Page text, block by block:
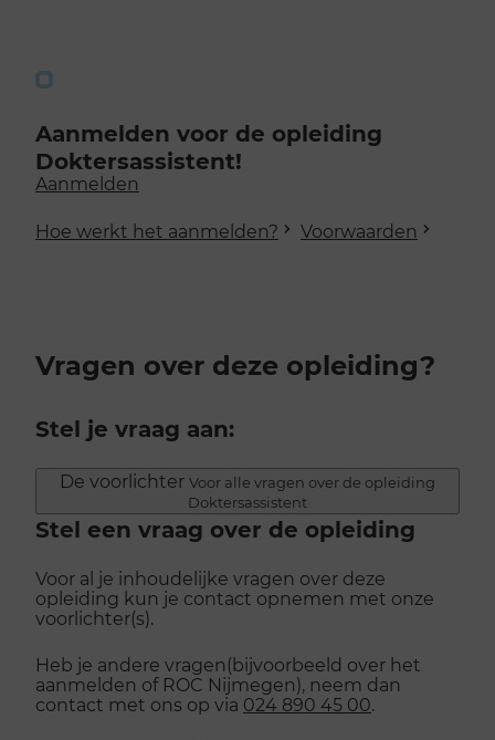
Aanmelden voor de opleiding
Doktersassistent!
Aanmelden
Hoe werkt het aanmelden? Voorwaarden
Vragen over deze opleiding?
Stel je vraag aan:
De voorlichter Voor alle vragen over de opleiding
Doktersassistent
Stel een vraag over de opleiding
Voor al je inhoudelijke vragen over deze
opleiding kun je contact opnemen met onze
voorlichter(s).
Heb je andere vragen(bijvoorbeeld over het
aanmelden of ROC Nijmegen), neem dan
contact met ons op via 024 890 45 00.